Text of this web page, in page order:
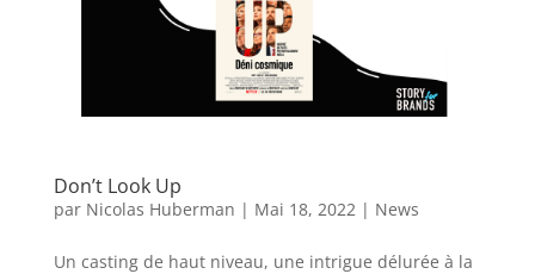
Don’t Look Up
par Nicolas Huberman | Mai 18, 2022 | News
Un casting de haut niveau, une intrigue délurée à la